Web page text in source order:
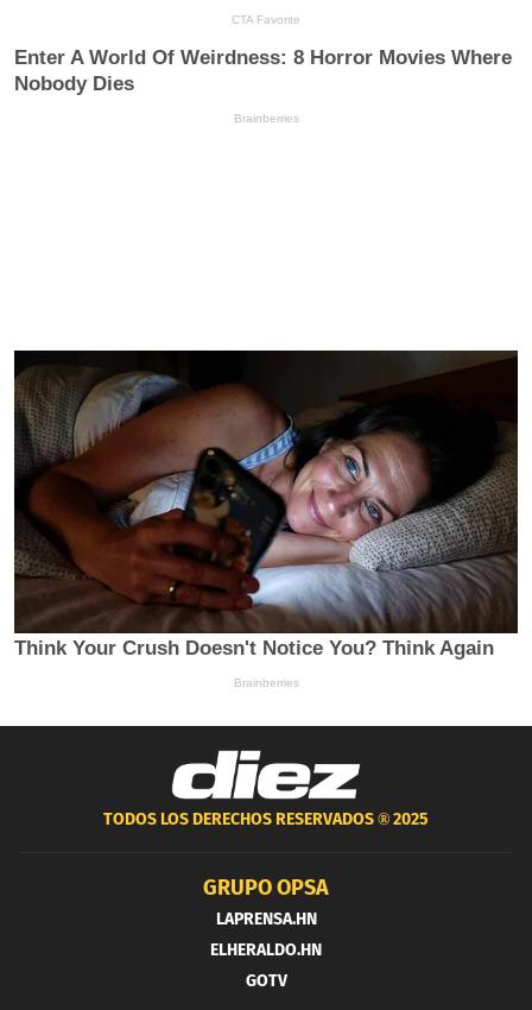
TODOS LOS DERECHOS RESERVADOS ®2025
GRUPO OPSA
LAPRENSA.HN
ELHERALDO.HN
GOTV